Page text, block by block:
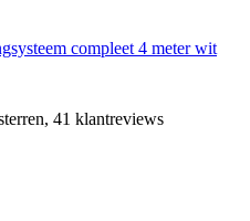
compleet 4 meter wit
41 klantreviews